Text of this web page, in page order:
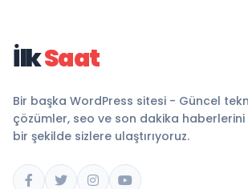
İlkSaat
Bir başka WordPress sitesi - Güncel
çözümler, seo ve son dakika haberlerini
bir şekilde sizlere ulaştırıyoruz.